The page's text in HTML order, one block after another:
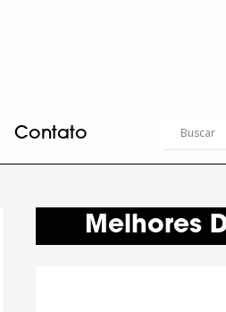
Contato
Melhores